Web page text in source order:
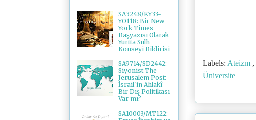
Labels: Ateizm ,
Üniversite
SA3248/KY33-
YO118: Bir New
York Times
Başyazısı Olarak
Yurtta Sulh
Konseyi Bildirisi
SA9714/SD2442:
Siyonist The
Jerusalem Post:
İsrail'in Ahlakî
Bir Dış Politikası
Var mı?
SA10003/MT122: